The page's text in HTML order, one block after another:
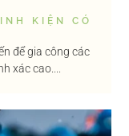
KIỆN CÓ
để gia công các
xác cao....